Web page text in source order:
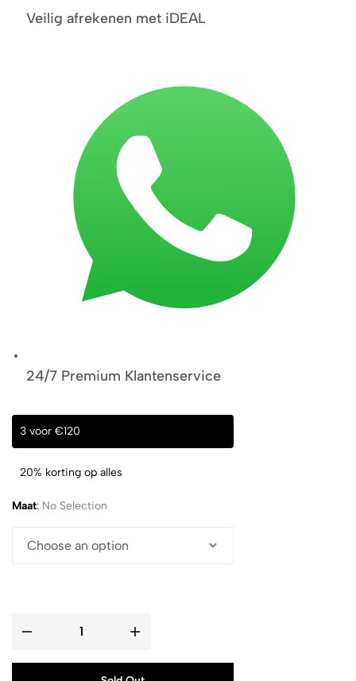
Veilig afrekenen met iDEAL
24/7 Premium Klantenservice
3 voor €120
20% korting op alles
Maat: No Selection